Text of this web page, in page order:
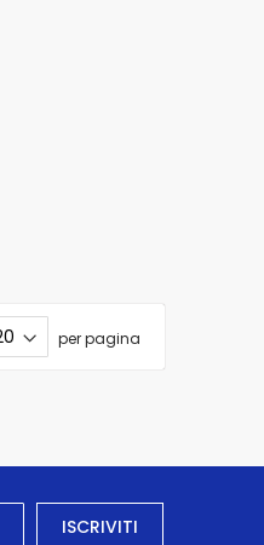
per pagina
ISCRIVITI